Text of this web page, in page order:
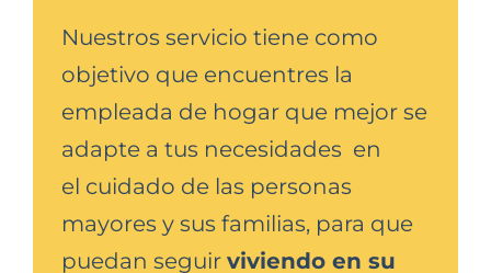
Nuestros servicio tiene como
objetivo que encuentres la
empleada de hogar que mejor se
adapte a tus necesidades en
el cuidado de las personas
mayores y sus familias, para que
puedan seguir viviendo en su